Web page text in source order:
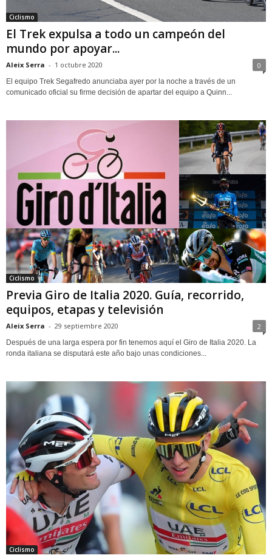
Ciclismo
El Trek expulsa a todo un campeón del
mundo por apoyar...
Aleix Serra - 1 octubre 2020 0
El equipo Trek Segafredo anunciaba ayer por la noche a través de un
comunicado oficial su firme decisión de apartar del equipo a Quinn...
Ciclismo
Previa Giro de Italia 2020. Guía, recorrido,
equipos, etapas y televisión
Aleix Serra - 29 septiembre 2020 2
Después de una larga espera por fin tenemos aquí el Giro de Italia 2020. La
ronda italiana se disputará este año bajo unas condiciones...
Ciclismo